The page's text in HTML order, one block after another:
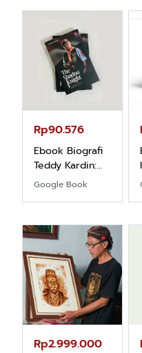
Rp90.576
Ebook Biografi
Teddy Kardin:
The Shadow
Google Book
Rp2.999.000